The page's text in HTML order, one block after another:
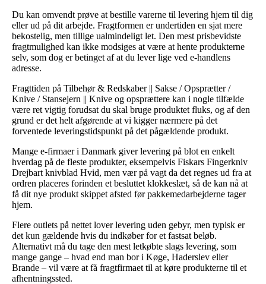
Du kan omvendt prøve at bestille varerne til levering hjem til dig
eller ud på dit arbejde. Fragtformen er undertiden en sjat mere
bekostelig, men tillige ualmindeligt let. Den mest prisbevidste
fragtmulighed kan ikke modsiges at være at hente produkterne
selv, som dog er betinget af at du lever lige ved e-handlens
adresse.
Fragttiden på Tilbehør & Redskaber || Sakse / Opsprætter /
Knive / Stansejern || Knive og opsprættere kan i nogle tilfælde
være ret vigtig forudsat du skal bruge produktet fluks, og af den
grund er det helt afgørende at vi kigger nærmere på det
forventede leveringstidspunkt på det pågældende produkt.
Mange e-firmaer i Danmark giver levering på blot en enkelt
hverdag på de fleste produkter, eksempelvis Fiskars Fingerkniv
Drejbart knivblad Hvid, men vær på vagt da det regnes ud fra at
ordren placeres forinden et besluttet klokkeslæt, så de kan nå at
få dit nye produkt skippet afsted før pakkemedarbejderne tager
hjem.
Flere outlets på nettet lover levering uden gebyr, men typisk er
det kun gældende hvis du indkøber for et fastsat beløb.
Alternativt må du tage den mest letkøbte slags levering, som
mange gange – hvad end man bor i Køge, Haderslev eller
Brande – vil være at få fragtfirmaet til at køre produkterne til et
afhentningssted.